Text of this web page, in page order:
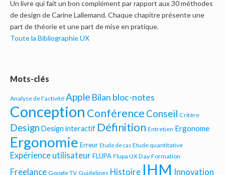
Un livre qui fait un bon complément par rapport aux 30 méthodes
de design de Carine Lallemand. Chaque chapitre présente une
part de théorie et une part de mise en pratique.
Toute la Bibliographie UX
Mots-clés
Analyse de l'activité Apple Bilan bloc-notes
Conception Conférence Conseil Critère
Design Design interactif Définition Entretien Ergonome
Ergonomie Erreur Etude de cas Etude quantitative
Expérience utilisateur FLUPA Flupa UX Day Formation
Freelance Google TV Guidelines Histoire IHM Innovation